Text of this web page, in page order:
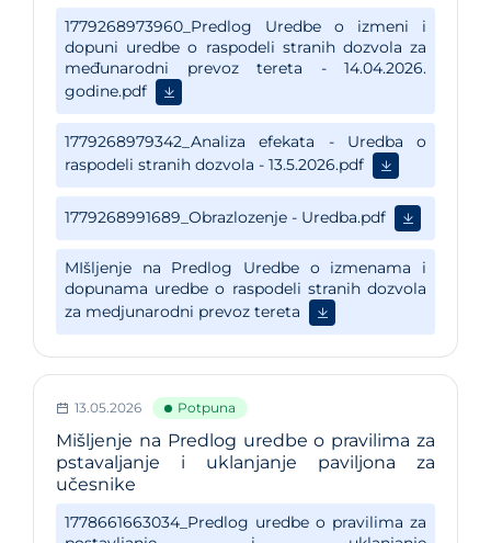
13.05.2026 Potpuna
Mišljenje na Predlog uredbe o pravilima za
pstavaljanje i uklanjanje paviljona za
učesnike